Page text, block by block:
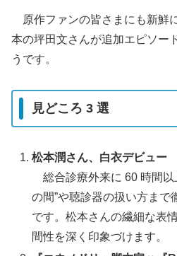
原作ファンの皆さまにも新鮮
本の坪田文さんが追加エピソー
うです。
見どころ 3 選
松本潤さん、白衣デビュー
総合診療外来に 60 時間以
の間”や聴診器の扱い方まで
です。松本さんの繊細な表
間性を深く印象づけます。